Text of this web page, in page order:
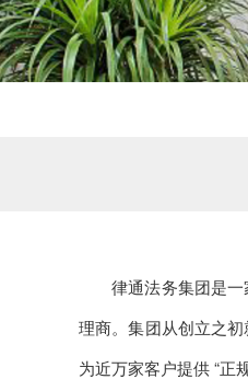
律通法务集团是
理商。集团从创立之
为近万家客户提供 “正